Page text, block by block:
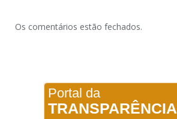
Os comentários estão fechados.
Portal da
TRANSPARÊNCIA